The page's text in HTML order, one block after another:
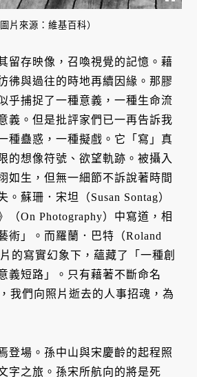
片來源：維基百科）
留存映像，召喚視覺的記憶。藉
彿與過往的時地再續因緣。那膠
乎捕捉了一種意義，一種生命流
義。但是批評家們已一再告訴我
種蠱惑，一種擬戲。它「寫」真
的想像符號、欲望軌跡。被攝入
如生，但無一細節不訴說著時間
。蘇珊．宋坦（Susan Sontag）
（On Photography）中寫道，相
術」。而羅蘭．巴特（Roland
的寫實幻象下，蘊藏了「一種創
義短路」。只有藉著不斷命名
我們向照片逝去的人事招魂，為
登場。孫中山與宋慶齡的起程照
字之旅。孫宋所航向的將是死